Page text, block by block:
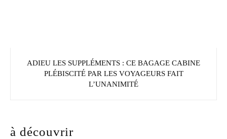
ADIEU LES SUPPLÉMENTS : CE BAGAGE CABINE
PLÉBISCITÉ PAR LES VOYAGEURS FAIT
L’UNANIMITÉ
à découvrir